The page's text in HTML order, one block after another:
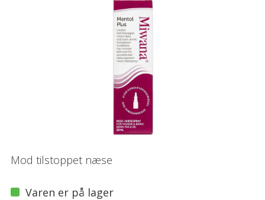
Mod tilstoppet næse
Varen er på lager